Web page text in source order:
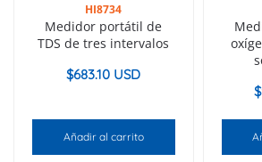
HI8734
Medidor portátil de
TDS de tres intervalos
$683.10 USD
Añadir al carrito
$